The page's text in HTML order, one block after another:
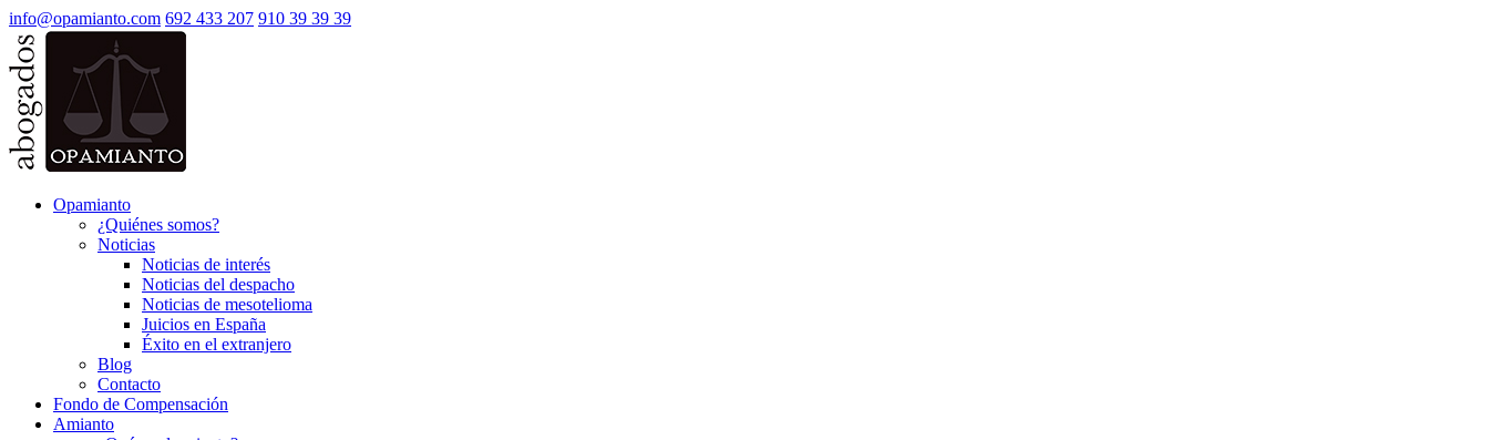
info@opamianto.com 692 433 207 910 39 39 39
Opamianto
¿Quiénes somos?
Noticias
Noticias de interés
Noticias del despacho
Noticias de mesotelioma
Juicios en España
Éxito en el extranjero
Blog
Contacto
Fondo de Compensación
Amianto